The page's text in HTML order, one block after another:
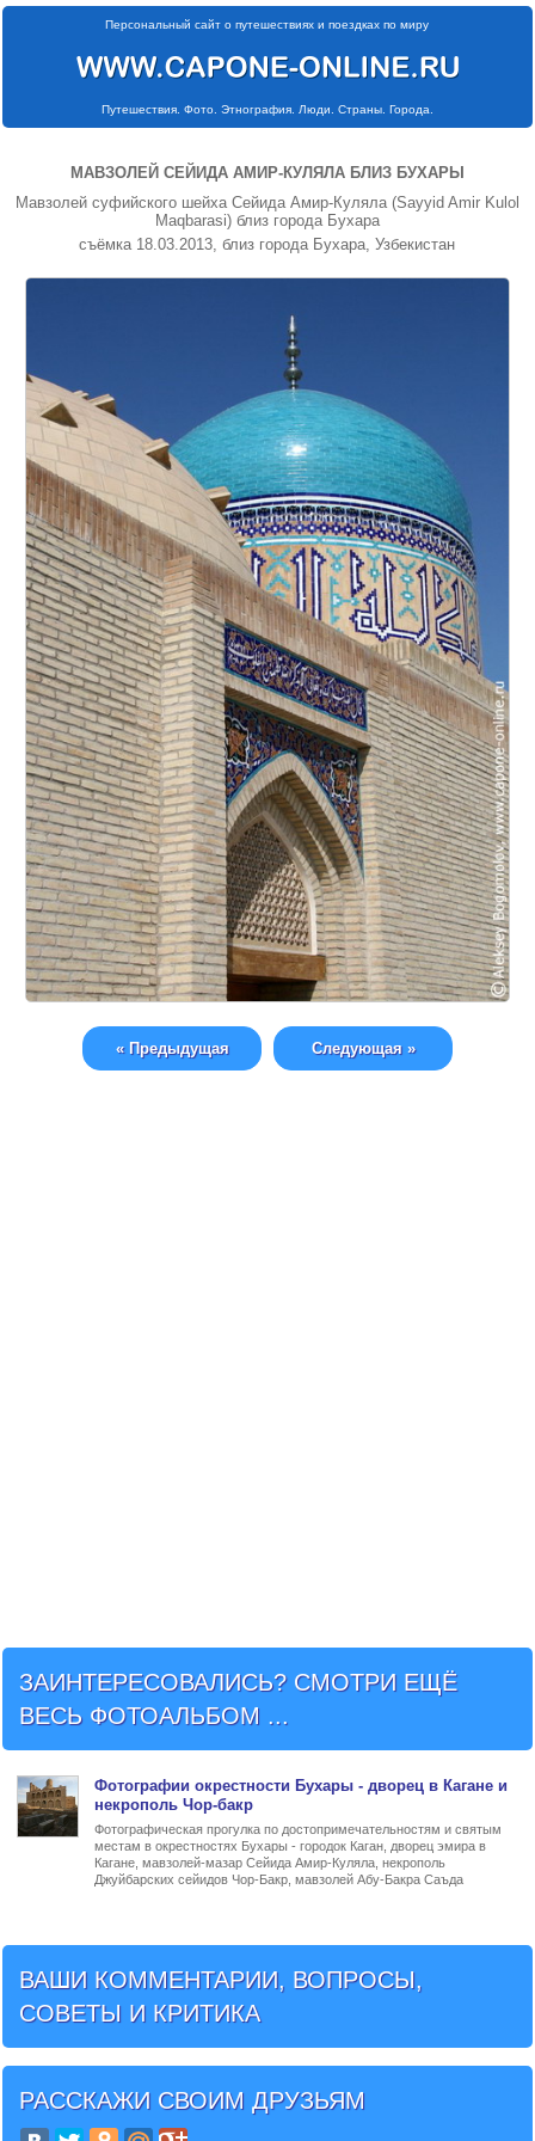
Персональный сайт о путешествиях и поездках по миру
Путешествия. Фото. Этнография. Люди. Страны. Города.
МАВЗОЛЕЙ СЕЙИДА АМИР-КУЛЯЛА БЛИЗ БУХАРЫ
Мавзолей суфийского шейха Сейида Амир-Куляла (Sayyid Amir Kulol
Maqbarasi) близ города Бухара
съёмка 18.03.2013, близ города Бухара, Узбекистан
« Предыдущая Следующая »
ЗАИНТЕРЕСОВАЛИСЬ? СМОТРИ ЕЩЁ
ВЕСЬ ФОТОАЛЬБОМ ...
Фотографии окрестности Бухары - дворец в Кагане и
некрополь Чор-бакр
Фотографическая прогулка по достопримечательностям и святым
местам в окрестностях Бухары - городок Каган, дворец эмира в
Кагане, мавзолей-мазар Сейида Амир-Куляла, некрополь
Джуйбарских сейидов Чор-Бакр, мавзолей Абу-Бакра Саъда
ВАШИ КОММЕНТАРИИ, ВОПРОСЫ,
СОВЕТЫ И КРИТИКА
РАССКАЖИ СВОИМ ДРУЗЬЯМ